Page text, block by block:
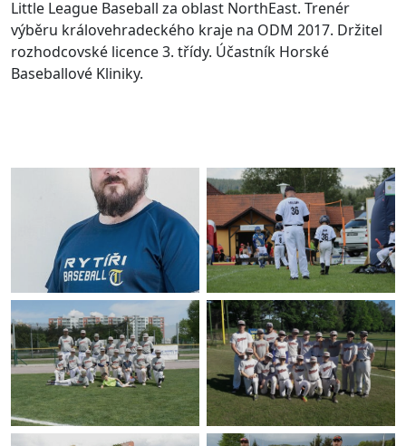
Little League Baseball za oblast NorthEast. Trenér
výběru královehradeckého kraje na ODM 2017. Držitel
rozhodcovské licence 3. třídy. Účastník Horské
Baseballové Kliniky.